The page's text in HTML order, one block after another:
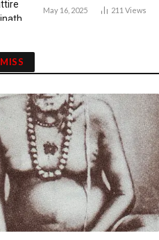
May 16, 2025 211 Views